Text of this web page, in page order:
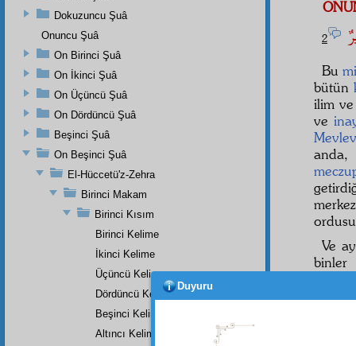
2
Bu
bütün
ilim
ve
anda,
Ve
binler
Ve
Dokuzuncu Şuâ
Onuncu Şuâ
On Birinci Şuâ
On İkinci Şuâ
On Üçüncü Şuâ
On Dördüncü Şuâ
Beşinci Şuâ
On Beşinci Şuâ
El-Hüccetü'z-Zehra
Birinci Makam
Birinci Kısım
Birinci Kelime
İkinci Kelime
Üçüncü Kelime
Dördüncü Kelime
Beşinci Kelime
Altıncı Kelime
Duyuru